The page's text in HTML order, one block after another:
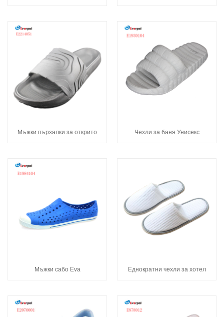
Мъжки пързалки за открито Чехли за баня Унисекс
Мъжки сабо Eva Еднократни чехли за хотел